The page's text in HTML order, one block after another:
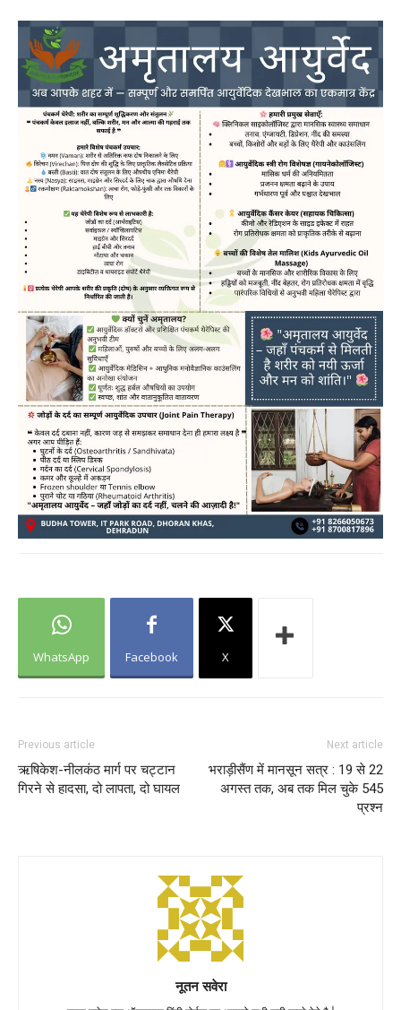
WhatsApp Facebook X
Previous article
ऋषिकेश-नीलकंठ मार्ग पर चट्टान
गिरने से हादसा, दो लापता, दो घायल
Next article
भराड़ीसैंण में मानसून सत्र : 19 से 22
अगस्त तक, अब तक मिल चुके 545
प्रश्न
नूतन सवेरा